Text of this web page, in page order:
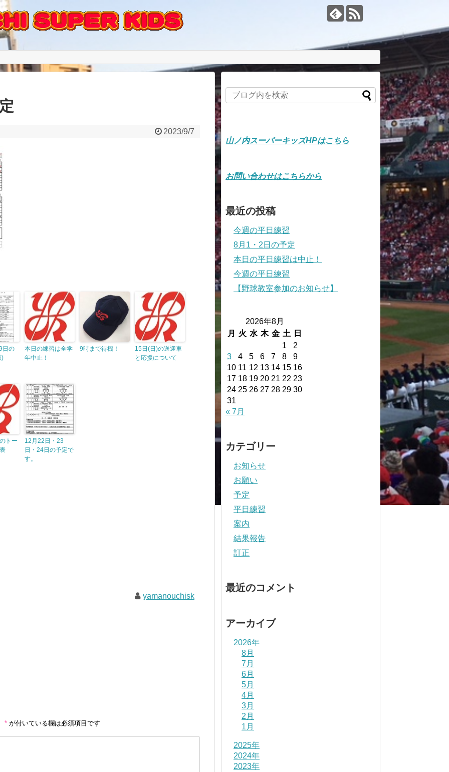
2023/9/7
日の
)
本日の練習は全学
年中止！
9時まで待機！
15日(日)の送迎車
と応援について
トー
12月22日・23
日・24日の予定で
す。
yamanouchisk
* が付いている欄は必須項目です
山ノ内スーパーキッズHPはこちら
お問い合わせはこちらから
最近の投稿
今週の平日練習
8月1・2日の予定
本日の平日練習は中止！
今週の平日練習
【野球教室参加のお知らせ】
2026年8月
月
火 水 木 金 土
日
1
2
3
4 5 6 7 8
9
10 11 12 13 14 15 16
17 18 19 20 21 22 23
24 25 26 27 28 29 30
31
« 7月
カテゴリー
お知らせ
お願い
予定
平日練習
案内
結果報告
訂正
最近のコメント
アーカイブ
2026年
8月
7月
6月
5月
4月
3月
2月
1月
2025年
2024年
2023年